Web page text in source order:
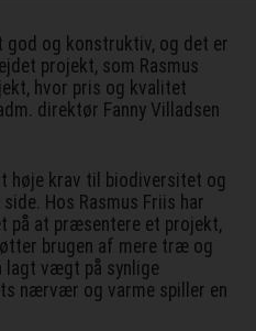
og konstruktiv, og det er
projekt, som Rasmus
hvor pris og kvalitet
direktør Fanny Villadsen
høje krav til biodiversitet og
Hos Rasmus Friis har
på at præsentere et projekt,
brugen af mere træ og
lagt vægt på synlige
nærvær og varme spiller en